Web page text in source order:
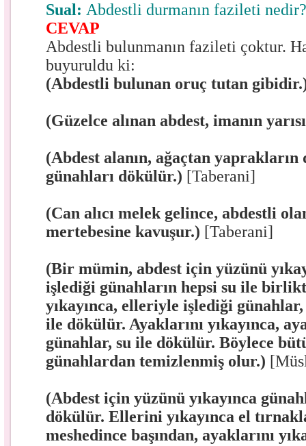
Sual: Abdestli durmanın fazileti
CEVAP
Abdestli bulunmanın fazileti çoktur.
buyuruldu ki:
(Abdestli bulunan oruç tutan
(Güzelce alınan abdest, imanın
(Abdest alanın, ağaçtan
günahları dökülür.) [Taberani]
(Can alıcı melek gelince, abdestli
mertebesine kavuşur.) [Taberani]
(Bir mümin, abdest için yüzünü
işlediği günahların hepsi su ile
yıkayınca, elleriyle işlediği günahlar,
ile dökülür. Ayaklarını yıkayınca,
günahlar, su ile dökülür. Böylece
günahlardan temizlenmiş olur.)
(Abdest için yüzünü yıkayınca
dökülür. Ellerini yıkayınca el
meshedince başından, ayaklarını